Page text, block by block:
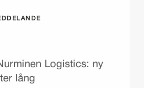
Logistics: ny
lång